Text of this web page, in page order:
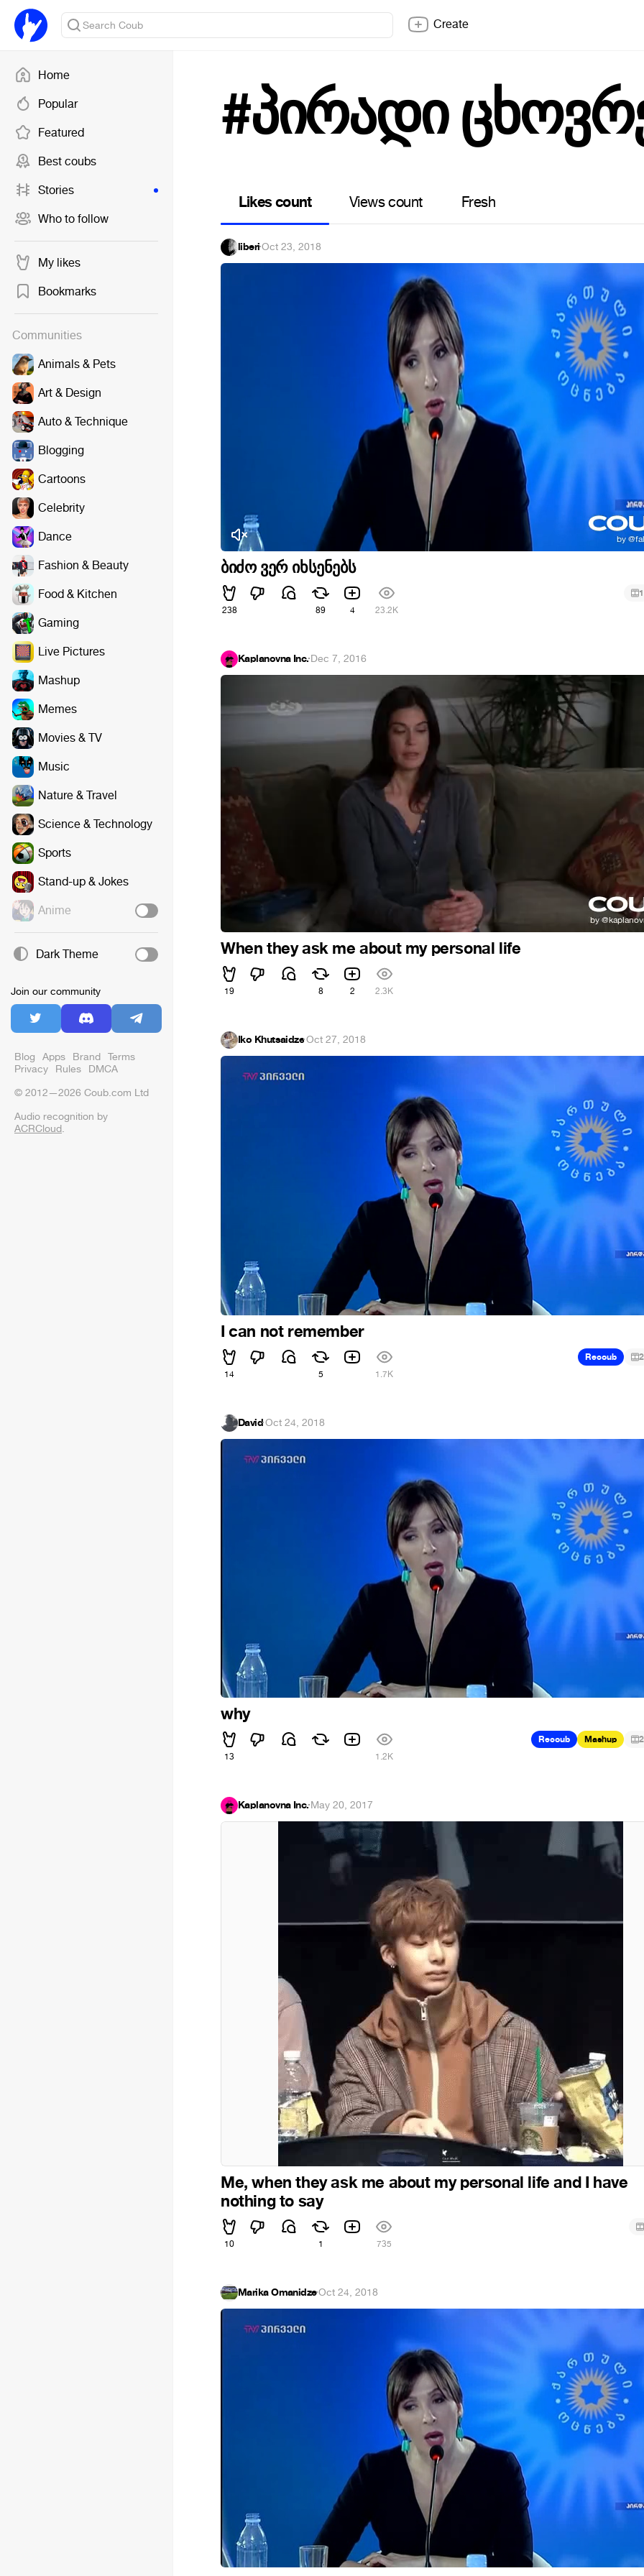
Home
Popular
Featured
Best coubs
Stories
Who to follow
My likes
Bookmarks
Communities
Animals & Pets
Art & Design
Auto & Technique
Blogging
Cartoons
Celebrity
Dance
Fashion & Beauty
Food & Kitchen
Gaming
Live Pictures
Mashup
Memes
Movies & TV
Music
Nature & Travel
Science & Technology
Sports
Stand-up & Jokes
Anime
Dark Theme
Join our community
Blog Apps Brand Terms
Privacy Rules DMCA
© 2012—2026 Coub.com Ltd
Audio recognition by
ACRCloud.
Create
#პირადი
Likes count Views count Fresh
liberi·Oct 23, 2018
ბიძო ვერ იხსენებს
238 89 4 23.2K
1
Kaplanovna Inc.·Dec 7, 2016
When they ask me about my personal life
19 8 2 2.3K
Iko Khutsaidze·Oct 27, 2018
I can not remember
14 5 1.7K
Recoub 2
David·Oct 24, 2018
why
13 1.2K
Recoub Mashup 2
Kaplanovna Inc.·May 20, 2017
Me, when they ask me about my personal life and I have
nothing to say
10 1 735
Marika Omanidze·Oct 24, 2018